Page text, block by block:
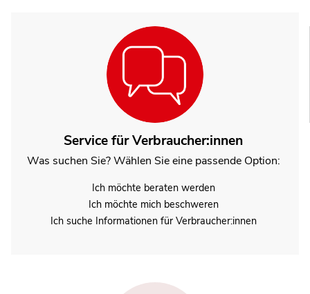
Service für Verbraucher:innen
Was suchen Sie? Wählen Sie eine passende Option:
Ich möchte beraten werden
Ich möchte mich beschweren
Ich suche Informationen für Verbraucher:innen